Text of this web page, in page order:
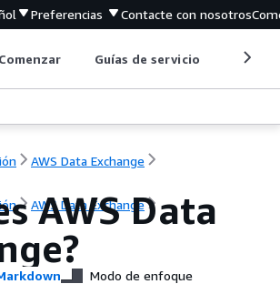
Preferencias Contacte con nosotros
Comenzar Guías de servicio
AWS Data Exchange
AWS Data Exchange
AWS Data
Modo de enfoque